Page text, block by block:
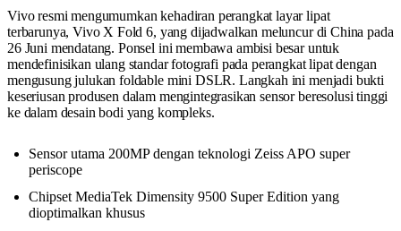
Vivo resmi mengumumkan kehadiran perangkat layar lipat
terbarunya, Vivo X Fold 6, yang dijadwalkan meluncur di China pada
26 Juni mendatang. Ponsel ini membawa ambisi besar untuk
mendefinisikan ulang standar fotografi pada perangkat lipat dengan
mengusung julukan foldable mini DSLR. Langkah ini menjadi bukti
keseriusan produsen dalam mengintegrasikan sensor beresolusi tinggi
ke dalam desain bodi yang kompleks.
Sensor utama 200MP dengan teknologi Zeiss APO super
periscope
Chipset MediaTek Dimensity 9500 Super Edition yang
dioptimalkan khusus